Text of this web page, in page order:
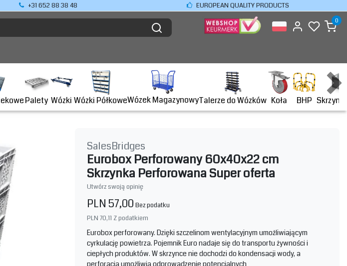
+31 652 88 38 48 EUROPEAN QUALITY PRODUCTS
0
Palety Wózki Wózki PółkoweWózek MagazynowyTalerze do Wózków Koła BHP
SalesBridges
Eurobox Perforowany 60x40x22 cm
Skrzynka Perforowana Super oferta
Utwórz swoją opinię
PLN 57,00 Bez podatku
PLN 70,11 Z podatkiem
Eurobox perforowany. Dzięki szczelinom wentylacyjnym umożliwiającym
cyrkulację powietrza. Pojemnik Euro nadaje się do transportu żywności i
ciepłych produktów. W skrzynce nie dochodzi do kondensacji wody, a
perforacja umożliwia odprowadzenie potencjalnych